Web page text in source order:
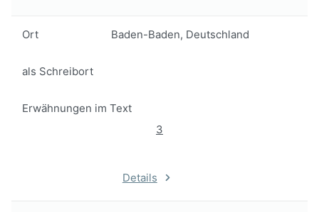
Ort Baden-Baden, Deutschland
als Schreibort
Erwähnungen im Text
3
Details